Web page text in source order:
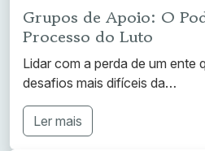
Grupos de Apoio: O
Processo do Luto
Lidar com a perda de um ente
desafios mais difíceis da…
Ler mais